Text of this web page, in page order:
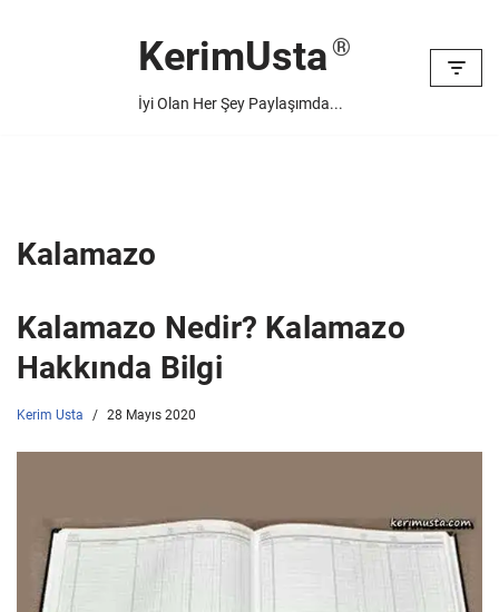
KerimUsta
İyi Olan Her Şey Paylaşımda...
Kalamazo
Kalamazo Nedir? Kalamazo
Hakkında Bilgi
Kerim Usta 28 Mayıs 2020